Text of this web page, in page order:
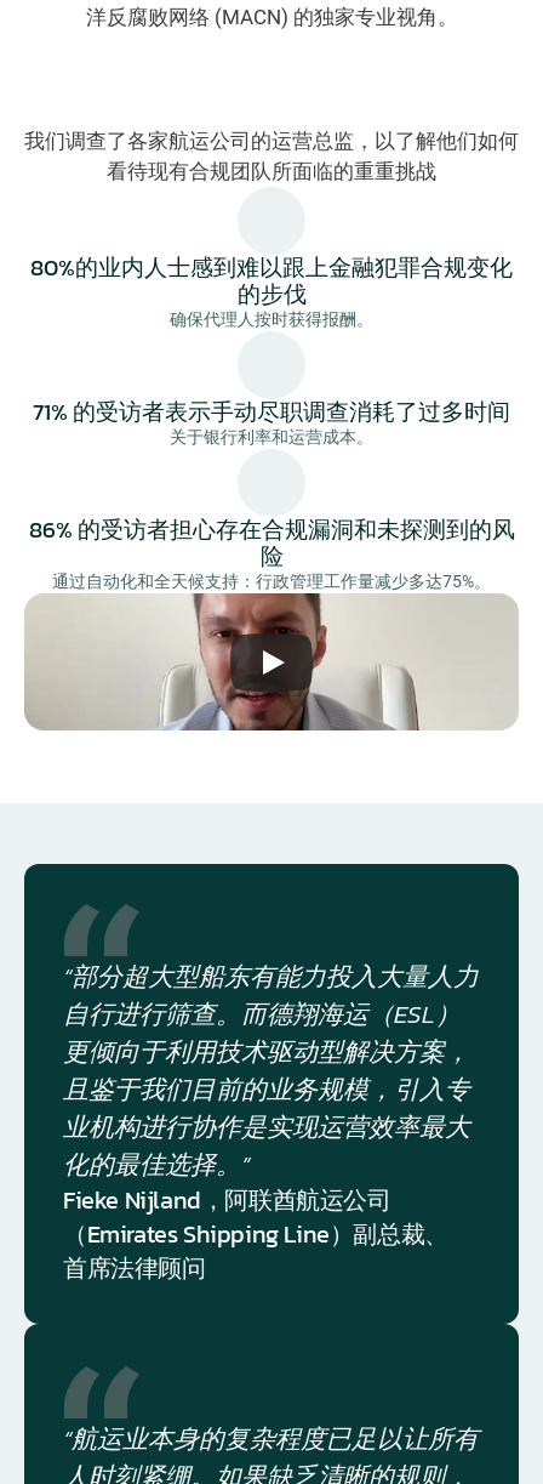
洋反腐败网络 (MACN) 的独家专业视角。
我们调查了各家航运公司的运营总监，以了解他们如何
看待现有合规团队所面临的重重挑战
80%的业内人士感到难以跟上金融犯罪合规变化
的步伐
确保代理人按时获得报酬。
71% 的受访者表示手动尽职调查消耗了过多时间
关于银行利率和运营成本。
86% 的受访者担心存在合规漏洞和未探测到的风
险
通过自动化和全天候支持：行政管理工作量减少多达75%。
“部分超大型船东有能力投入大量人力
自行进行筛查。而德翔海运（ESL）
更倾向于利用技术驱动型解决方案，
且鉴于我们目前的业务规模，引入专
业机构进行协作是实现运营效率最大
化的最佳选择。”
Fieke Nijland，阿联酋航运公司
（Emirates Shipping Line）副总裁、
首席法律顾问
“航运业本身的复杂程度已足以让所有
人时刻紧绷。如果缺乏清晰的规则，